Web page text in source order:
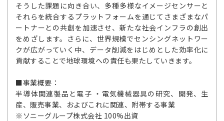
そうした課題に向き合い、多種多様なイメージセンサーと
それらを統合するプラットフォームを通じてさまざまなパ
ートナーとの共創を加速させ、新たな社会インフラの創出
をめざします。さらに、世界規模でセンシングネットワー
クが広がっていく中、データ削減をはじめとした効率化に
貢献することで地球環境への責任も果たしていきます。
■事業概要：
半導体関連製品と電子 ・電気機械器具の研究、開発、生
産、販売事業、およびこれに関連、附帯する事業
※ソニーグループ株式会社 100%出資